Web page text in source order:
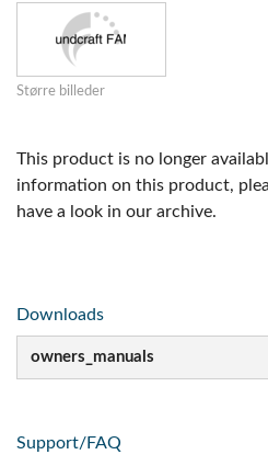
Større billeder
This product is no longer
information on this product,
have a look in our archive.
Downloads
owners_manuals
Support/FAQ